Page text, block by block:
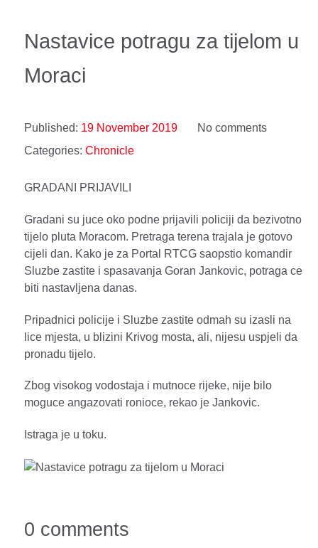
Nastavice potragu za tijelom u
Moraci
Published: 19 November 2019
No comments
Categories: Chronicle
GRADANI PRIJAVILI
Gradani su juce oko podne prijavili policiji da bezivotno
tijelo pluta Moracom. Pretraga terena trajala je gotovo
cijeli dan. Kako je za Portal RTCG saopstio komandir
Sluzbe zastite i spasavanja Goran Jankovic, potraga ce
biti nastavljena danas.
Pripadnici policije i Sluzbe zastite odmah su izasli na
lice mjesta, u blizini Krivog mosta, ali, nijesu uspjeli da
pronadu tijelo.
Zbog visokog vodostaja i mutnoce rijeke, nije bilo
moguce angazovati ronioce, rekao je Jankovic.
Istraga je u toku.
0 comments